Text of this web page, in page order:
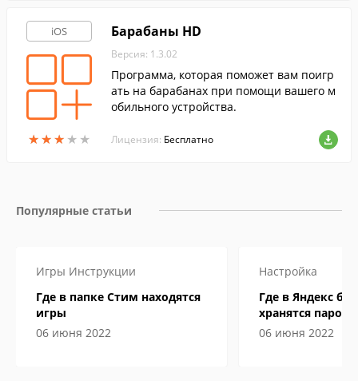
iOS
★★★ ★ ★
★★★ ★ ★
Барабаны HD
Версия: 1.3.02
Программа, которая поможет вам поигр
ать на барабанах при помощи вашего м
обильного устройства.
Лицензия: Бесплатно
Популярные статьи
Игры Инструкции
Где в папке Стим находятся
игры
06 июня 2022
Настройка
Где в Яндекс
хранятся пароли
06 июня 2022